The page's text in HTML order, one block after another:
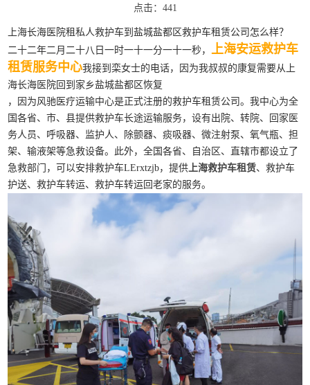
点击：441
上海长海医院租私人救护车到盐城盐都区救护车租赁公司怎么样？
二十二年二月二十八日一时一十一分一十一秒， 上海安运救护车
租赁服务中心我接到栾女士的电话，因为我叔叔的康复需要从上
海长海医院回到家乡盐城盐都区恢复
，因为风驰医疗运输中心是正式注册的救护车租赁公司。我中心为全
国各省、市、县提供救护车长途运输服务，设有出院、转院、回家医
务人员、呼吸器、监护人、除颤器、痰吸器、微注射泵、氧气瓶、担
架、输液架等急救设备。此外，全国各省、自治区、直辖市都设立了
急救部门，可以安排救护车LErxtzjb，提供上海救护车租赁、救护车
护送、救护车转运、救护车转运回老家的服务。